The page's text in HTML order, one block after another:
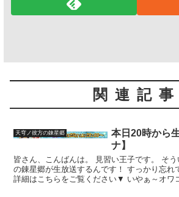
関連記事
天穹ノ彼方の錬星郷
本日20時から
ナ】
皆さん、こんばんは。 見習い王子です。 そ
の錬星郷が生放送するんです！ すっかり忘
詳細はこちらをご覧ください▼ いやぁ～オワ